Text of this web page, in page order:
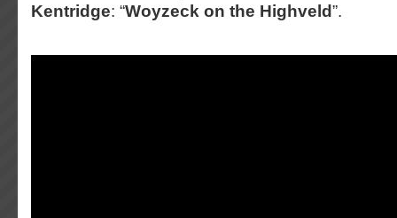
Kentridge: “Woyzeck on the Highveld”.